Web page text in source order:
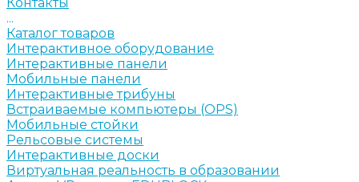
...
Каталог товаров
Интерактивное оборудование
Интерактивные панели
Мобильные панели
Интерактивные трибуны
Встраиваемые компьютеры (OPS)
Мобильные стойки
Рельсовые системы
Интерактивные доски
Виртуальная реальность в образовании